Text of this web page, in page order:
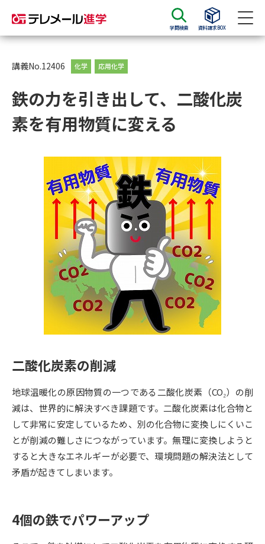
学問検索 資料請求BOX
資料請求
大学・短大の資料種類から請求
総合型選抜・学校推薦型選抜 募
集要項＆願書
大学入学共通テスト利用選抜の
募集要項＆願書
大学・短大以外の資料から請求
専門学校の資料請求 大学院の資料請求
留学・進学関連、塾・予備校
大学入学共通テスト「受験案
内」の請求
大学入学共通テスト「受験上の
配慮案内」の請求
高等学校卒業程度認定試験
幼稚園教員資格認定試験
高等学校（情報）教員資格認定
試験
大学研究 大学検索
新増設大学・学部・学科特集
国際・グローバルに強い大学特
集
講義No.12406 化学 応用化学
鉄の力を引き出して、二酸化炭
素を有用物質に変える
二酸化炭素の削減
地球温暖化の原因物質の一つである二酸化炭素（CO₂）の削
減は、世界的に解決すべき課題です。二酸化炭素は化合物と
して非常に安定しているため、別の化合物に変換しにくいこ
とが削減の難しさにつながっています。無理に変換しようと
すると大きなエネルギーが必要で、環境問題の解決法として
矛盾が起きてしまいます。
4個の鉄でパワーアップ